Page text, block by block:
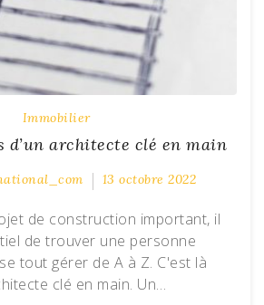
Immobilier
d’un architecte clé en main
13 octobre 2022
de construction important, il
de trouver une personne
tout gérer de A à Z. C'est là
clé en main. Un…